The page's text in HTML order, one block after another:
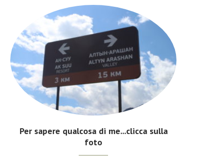
Per sapere qualcosa di me...clicca sulla
foto